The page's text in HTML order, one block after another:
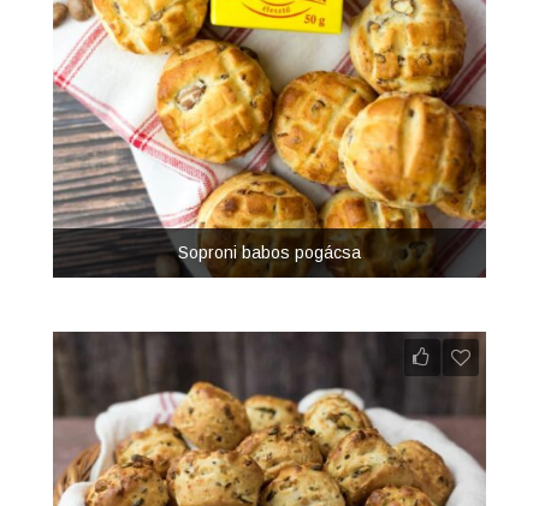
Soproni babos pogácsa